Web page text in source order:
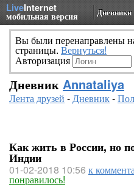
LiveInternet
мобильная версия Дневники
Вы были перенаправлены
страницы. Вернуться!
Авторизация
Дневник Annataliya
Лента друзей -Дневник-
Как жить в России, но
Индии
01-02-2018 10:56 к
понравилось!